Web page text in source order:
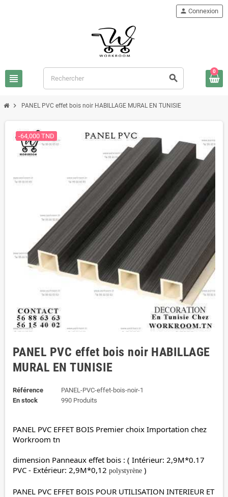
view_headline search
person Connexion
0
chevron_right PANEL PVC effet bois noir HABILLAGE MURAL EN TUNISIE
-64,000 TND
PANEL PVC effet bois noir HABILLAGE
MURAL EN TUNISIE
Référence
PANEL-PVC-effet-bois-noir-1
En stock
990 Produits
PANEL PVC EFFET BOIS Premier choix Importation chez
Workroom tn
dimension Panneaux effet bois : ( Intérieur: 2,9M*0.17
PVC - Extérieur: 2,9M*0,12 polystyrène )
PANEL PVC EFFET BOIS POUR UTILISATION INTERIEUR ET